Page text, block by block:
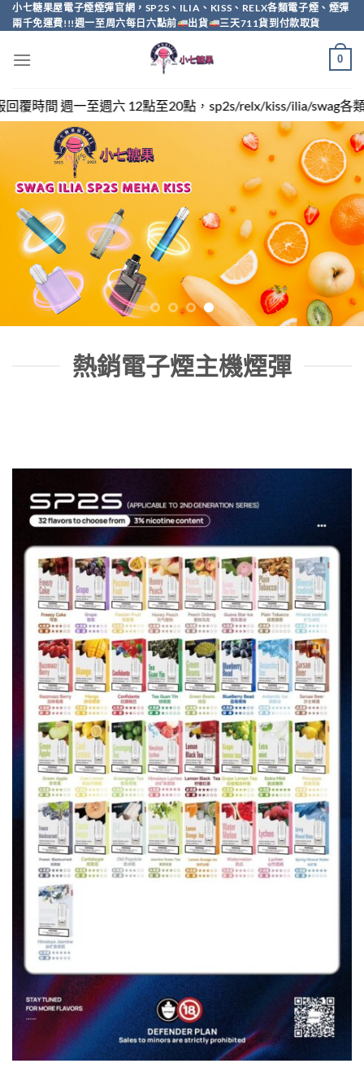
Skip
to
小七糖果屋電子煙煙彈官網，SP2S、ILIA、KISS、RELX各類電子煙、煙彈
兩千免運費!!!週一至周六每日六點前
出貨 三天711貨到付款取貨
0
12點至20點，sp2s/relx/kiss/ilia/swag各類電子煙煙彈買越
熱銷電子煙主機煙彈